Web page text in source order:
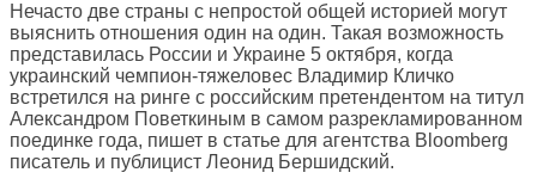
Нечасто две страны с непростой общей историей могут
выяснить отношения один на один. Такая возможность
представилась России и Украине 5 октября, когда
украинский чемпион-тяжеловес Владимир Кличко
встретился на ринге с российским претендентом на титул
Александром Поветкиным в самом разрекламированном
поединке года, пишет в статье для агентства Bloomberg
писатель и публицист Леонид Бершидский.